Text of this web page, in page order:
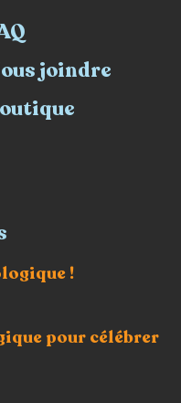
joindre
!
pour célébrer